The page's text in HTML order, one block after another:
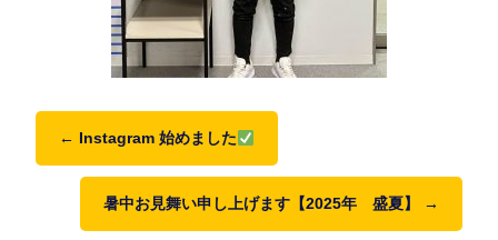
← Instagram 始めました
暑中お見舞い申し上げます【2025年 盛夏】 →